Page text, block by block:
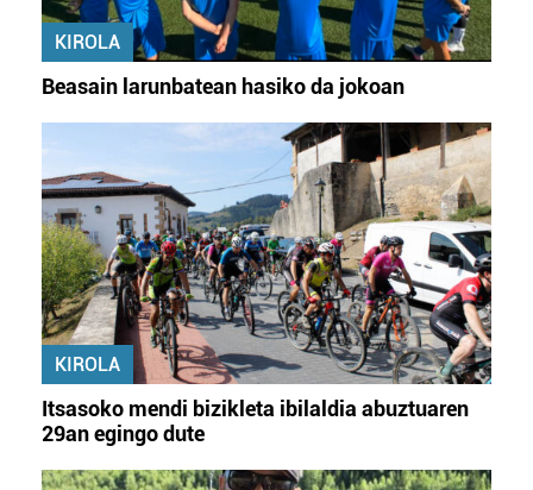
KIROLA
Beasain larunbatean hasiko da jokoan
KIROLA
Itsasoko mendi bizikleta ibilaldia abuztuaren
29an egingo dute